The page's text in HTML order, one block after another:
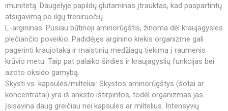
imunitetą. Daugelyje papildų glutaminas įtrauktas, kad paspartintų
atsigavimą po ilgų treniruočių.
L-argininas: Pusiau būtinoji aminorūgštis, žinoma dėl kraujagysles
plečiančio poveikio. Padidėjęs arginino kiekis organizme gali
pagerinti kraujotaką ir maistinių medžiagų tiekimą į raumenis
krūvio metu. Taip pat palaiko širdies ir kraujagyslių funkcijas bei
azoto oksido gamybą.
Skysti vs. kapsulės/milteliai: Skystos aminorūgštys (šotai ar
koncentratai) yra iš anksto ištirpintos, todėl organizmas jas
įsisavina daug greičiau nei kapsules ar miltelius. Intensyvių